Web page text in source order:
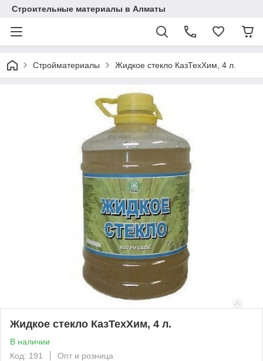
Строительные материалы в Алматы
Стройматериалы Жидкое стекло КазТехХим, 4 л.
Жидкое стекло КазТехХим, 4 л.
В наличии
Код: 191
Опт и розница